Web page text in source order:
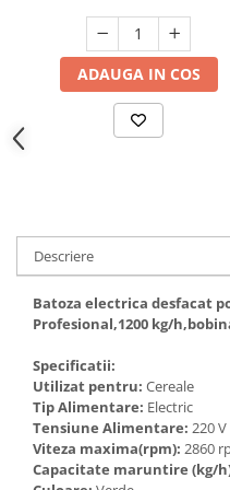
Hote bucatarie
Consumabile
Hota tavan
Hote cupolare
Hote decorative
Hote traditionale
Masini de Spalat Rufe &
Accesorii masini de spalat &
uscatoare
Masini automate de spalat
Masini de spalat rufe cu
Masini de spalat rufe verticale
Uscatoare de rufe
Masini de spalat vase
ADAUGA IN COS
Descriere
Batoza electrica desfacat
Profesional,1200 kg/
Specificatii:
Utilizat pentru: Cereale
Tip Alimentare: Electric
Tensiune Alimentare: 220 V
Viteza maxima(rpm): 2860
Capacitate maruntire (kg/